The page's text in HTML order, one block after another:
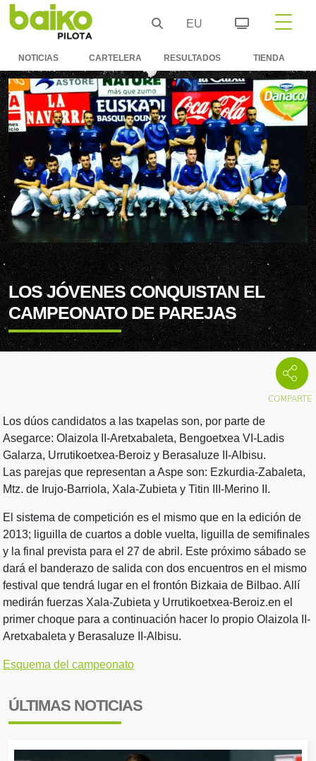
EU
NOTICIAS CARTELERA RESULTADOS TIENDA
LOS JÓVENES CONQUISTAN EL
CAMPEONATO DE PAREJAS
Los dúos candidatos a las txapelas son, por parte de
Asegarce: Olaizola II-Aretxabaleta, Bengoetxea VI-Ladis
Galarza, Urrutikoetxea-Beroiz y Berasaluze II-Albisu.
Las parejas que representan a Aspe son: Ezkurdia-Zabaleta,
Mtz. de Irujo-Barriola, Xala-Zubieta y Titin III-Merino II.
El sistema de competición es el mismo que en la edición de
2013; liguilla de cuartos a doble vuelta, liguilla de semifinales
y la final prevista para el 27 de abril. Este próximo sábado se
dará el banderazo de salida con dos encuentros en el mismo
festival que tendrá lugar en el frontón Bizkaia de Bilbao. Allí
medirán fuerzas Xala-Zubieta y Urrutikoetxea-Beroiz.en el
primer choque para a continuación hacer lo propio Olaizola II-
Aretxabaleta y Berasaluze II-Albisu.
Esquema del campeonato
ÚLTIMAS NOTICIAS